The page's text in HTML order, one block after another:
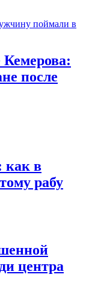
Кемерова:
после
как в
рабу
центра